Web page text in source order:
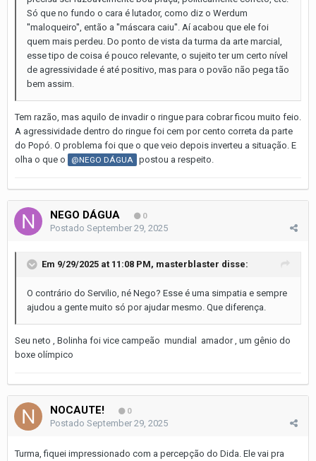
Só que no fundo o cara é lutador, como diz o Werdum
''maloqueiro'', então a ''máscara caiu''. Aí acabou que ele foi
quem mais perdeu. Do ponto de vista da turma da arte marcial,
esse tipo de coisa é pouco relevante, o sujeito ter um certo nível
de agressividade é até positivo, mas para o povão não pega tão
bem assim.
Tem razão, mas aquilo de invadir o ringue para cobrar ficou muito feio.
A agressividade dentro do ringue foi cem por cento correta da parte
do Popó. O problema foi que o que veio depois inverteu a situação. E
olha o que o
@NEGO DÁGUA postou a respeito.
NEGO DÁGUA 0
Postado September 29, 2025
Em 9/29/2025 at 11:08 PM, masterblaster disse:
O contrário do Servilio, né Nego? Esse é uma simpatia e sempre
ajudou a gente muito só por ajudar mesmo. Que diferença.
Seu neto , Bolinha foi vice campeão mundial amador , um gênio do
boxe olímpico
NOCAUTE! 0
Postado September 29, 2025
Turma, fiquei impressionado com a percepção do Dida. Ele vai pra